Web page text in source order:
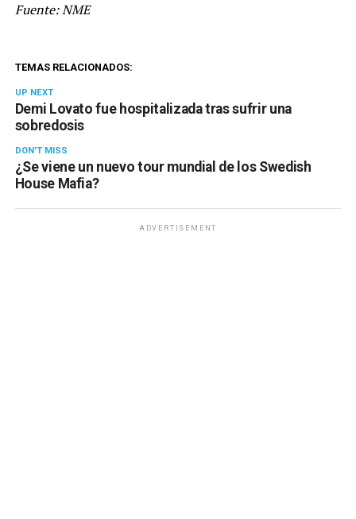
Fuente: NME
TEMAS RELACIONADOS:
UP NEXT
Demi Lovato fue hospitalizada tras sufrir una
sobredosis
DON'T MISS
¿Se viene un nuevo tour mundial de los Swedish
House Mafia?
ADVERTISEMENT